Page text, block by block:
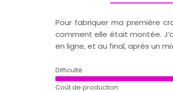
Pour fabriquer ma première
comment elle était montée.
en ligne, et au final, après un
Difficulté
Coût de production